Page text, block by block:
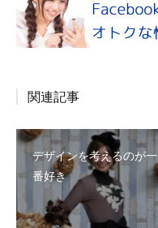
関連記事
デザインを考えるのが一
番好き